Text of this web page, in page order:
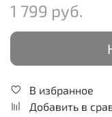
1 799 руб.
В избранное
Добавить в